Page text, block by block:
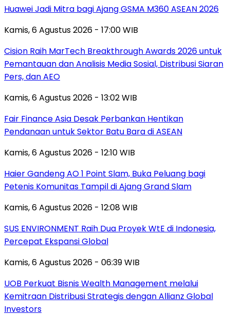
Huawei Jadi Mitra bagi Ajang GSMA M360 ASEAN 2026
Kamis, 6 Agustus 2026 - 17:00 WIB
Cision Raih MarTech Breakthrough Awards 2026 untuk
Pemantauan dan Analisis Media Sosial, Distribusi Siaran
Pers, dan AEO
Kamis, 6 Agustus 2026 - 13:02 WIB
Fair Finance Asia Desak Perbankan Hentikan
Pendanaan untuk Sektor Batu Bara di ASEAN
Kamis, 6 Agustus 2026 - 12:10 WIB
Haier Gandeng AO 1 Point Slam, Buka Peluang bagi
Petenis Komunitas Tampil di Ajang Grand Slam
Kamis, 6 Agustus 2026 - 12:08 WIB
SUS ENVIRONMENT Raih Dua Proyek WtE di Indonesia,
Percepat Ekspansi Global
Kamis, 6 Agustus 2026 - 06:39 WIB
UOB Perkuat Bisnis Wealth Management melalui
Kemitraan Distribusi Strategis dengan Allianz Global
Investors